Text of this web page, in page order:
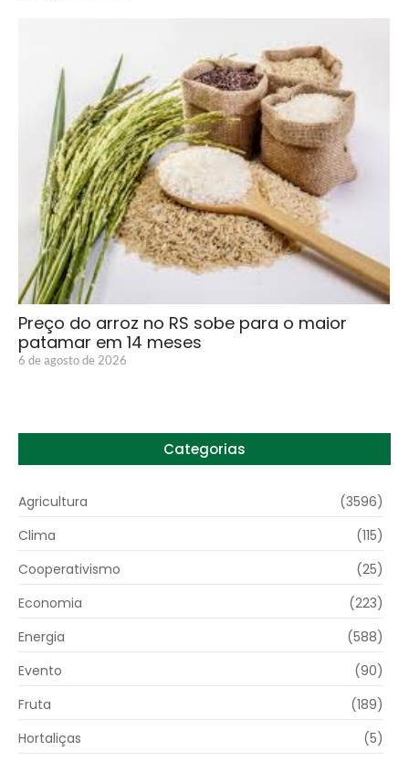
Preço do arroz no RS sobe para o maior
patamar em 14 meses
6 de agosto de 2026
Categorias
Agricultura
(3596)
Clima
(115)
Cooperativismo
(25)
Economia
(223)
Energia
(588)
Evento
(90)
Fruta
(189)
Hortaliças
(5)